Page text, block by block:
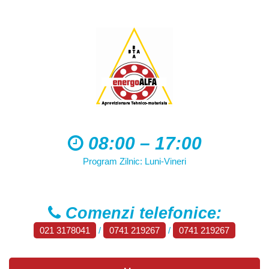
08:00 – 17:00
Program Zilnic: Luni-Vineri
Comenzi telefonice:
021 3178041 / 0741 219267 / 0741 219267